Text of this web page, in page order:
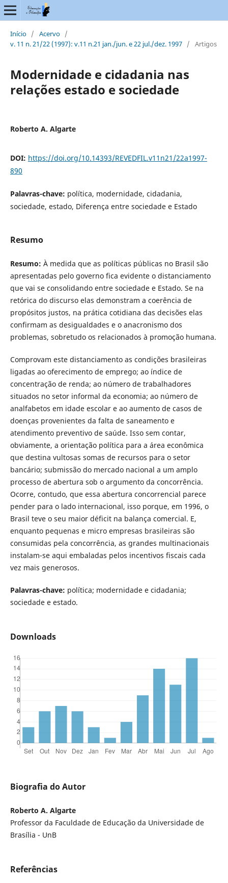
Início / Acervo /
v. 11 n. 21/22 (1997): v.11 n.21 jan./jun. e 22 jul./dez. 1997 / Artigos
Modernidade e cidadania nas
relações estado e sociedade
Roberto A. Algarte
DOI: https://doi.org/10.14393/REVEDFIL.v11n21/22a1997-
890
Palavras-chave: política, modernidade, cidadania,
sociedade, estado, Diferença entre sociedade e Estado
Resumo
Resumo: À medida que as políticas públicas no Brasil são
apresentadas pelo governo fica evidente o distanciamento
que vai se consolidando entre sociedade e Estado. Se na
retórica do discurso elas demonstram a coerência de
propósitos justos, na prática cotidiana das decisões elas
confirmam as desigualdades e o anacronismo dos
problemas, sobretudo os relacionados à promoção humana.
Comprovam este distanciamento as condições brasileiras
ligadas ao oferecimento de emprego; ao índice de
concentração de renda; ao número de trabalhadores
situados no setor informal da economia; ao número de
analfabetos em idade escolar e ao aumento de casos de
doenças provenientes da falta de saneamento e
atendimento preventivo de saúde. Isso sem contar,
obviamente, a orientação política para a área econômica
que destina vultosas somas de recursos para o setor
bancário; submissão do mercado nacional a um amplo
processo de abertura sob o argumento da concorrência.
Ocorre, contudo, que essa abertura concorrencial parece
pender para o lado internacional, isso porque, em 1996, o
Brasil teve o seu maior déficit na balança comercial. E,
enquanto pequenas e micro empresas brasileiras são
consumidas pela concorrência, as grandes multinacionais
instalam-se aqui embaladas pelos incentivos fiscais cada
vez mais generosos.
Palavras-chave: política; modernidade e cidadania;
sociedade e estado.
Downloads
Biografia do Autor
Roberto A. Algarte
Professor da Faculdade de Educação da Universidade de
Brasília - UnB
Referências